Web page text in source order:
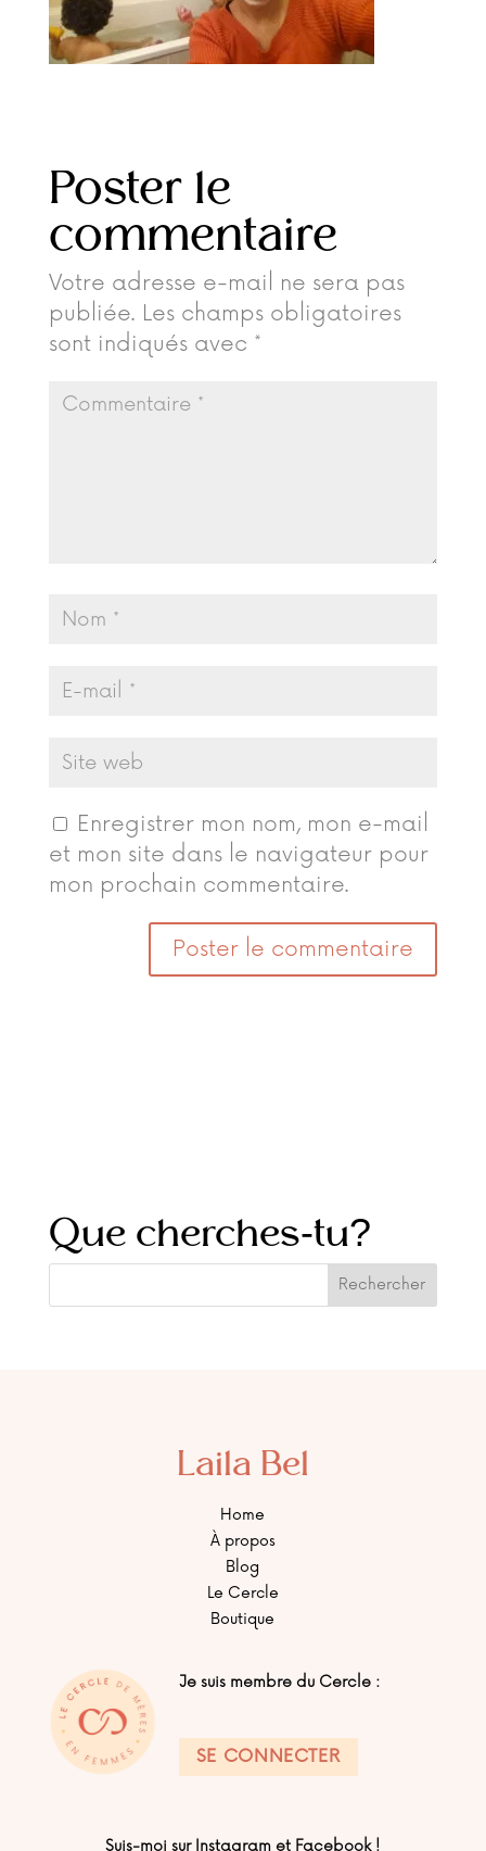
Poster le
commentaire
Votre adresse e-mail ne sera pas
publiée. Les champs obligatoires
sont indiqués avec *
Enregistrer mon nom, mon e-mail
et mon site dans le navigateur pour
mon prochain commentaire.
Que cherches-tu?
Laila Bel
Home
À propos
Blog
Le Cercle
Boutique
Je suis membre du Cercle :
SE CONNECTER
Suis-moi sur Instagram et Facebook !